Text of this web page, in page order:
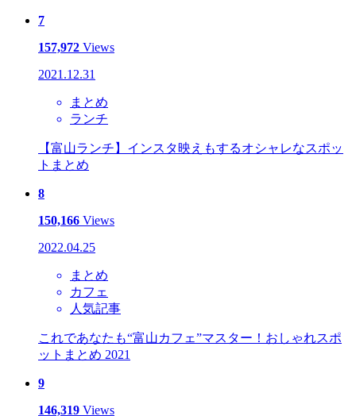
7
157,972 Views
2021.12.31
まとめ
ランチ
【富山ランチ】インスタ映えもするオシャレなスポッ
トまとめ
8
150,166 Views
2022.04.25
まとめ
カフェ
人気記事
これであなたも“富山カフェ”マスター！おしゃれスポ
ットまとめ 2021
9
146,319 Views